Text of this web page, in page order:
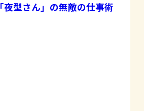
「夜型さん」の無敵の仕事術